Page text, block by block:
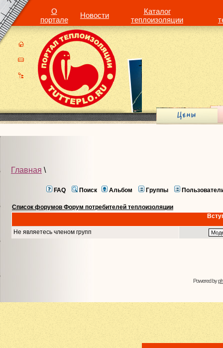
О
портале
Новости
Каталог
теплоизоляции
Главная \
FAQ Поиск Альбом Группы
Список форумов Форум потребителей теплоизоляции
Не являетесь членом групп
Powered by